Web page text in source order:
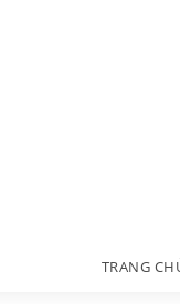
TRANG